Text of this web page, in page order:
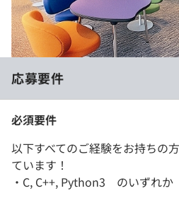
応募要件
必須要件
以下すべてのご経験をお持ちの
ています！
・C, C++, Python3 のいずれ